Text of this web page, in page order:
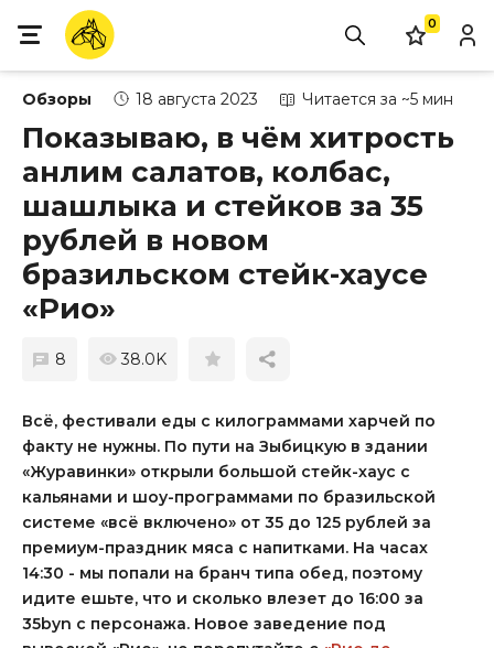
0
Обзоры 18 августа 2023 Читается за ~5 мин
Показываю, в чём хитрость
анлим салатов, колбас,
шашлыка и стейков за 35
рублей в новом
бразильском стейк-хаусе
«Рио»
8 38.0K
Всё, фестивали еды с килограммами харчей по
факту не нужны. По пути на Зыбицкую в здании
«Журавинки» открыли большой стейк-хаус с
кальянами и шоу-программами по бразильской
системе «всё включено» от 35 до 125 рублей за
премиум-праздник мяса с напитками. На часах
14:30 - мы попали на бранч типа обед, поэтому
идите ешьте, что и сколько влезет до 16:00 за
35byn с персонажа. Новое заведение под